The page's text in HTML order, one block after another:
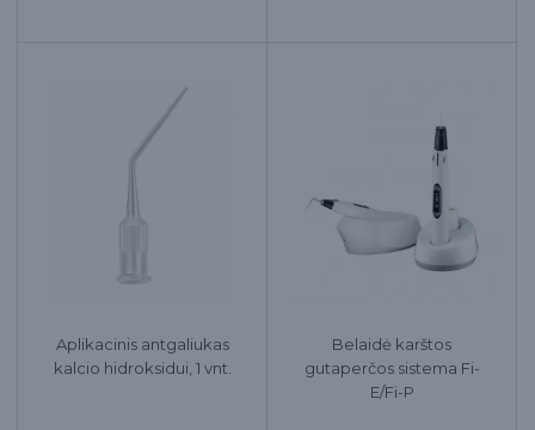
Aplikacinis antgaliukas
kalcio hidroksidui, 1 vnt.
Belaidė karštos
gutaperčos sistema Fi-
E/Fi-P